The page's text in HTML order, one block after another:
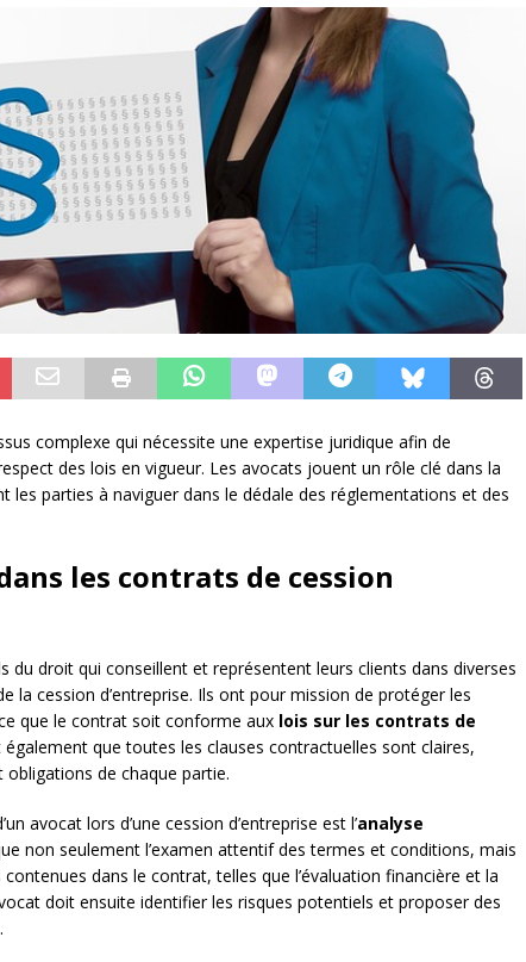
complexe qui nécessite une expertise juridique afin de
des lois en vigueur. Les avocats jouent un rôle clé dans la
les parties à naviguer dans le dédale des réglementations et des
les contrats de cession
du droit qui conseillent et représentent leurs clients dans diverses
la cession d’entreprise. Ils ont pour mission de protéger les
que le contrat soit conforme aux lois sur les contrats de
également que toutes les clauses contractuelles sont claires,
de chaque partie.
avocat lors d’une cession d’entreprise est l’analyse
non seulement l’examen attentif des termes et conditions, mais
dans le contrat, telles que l’évaluation financière et la
doit ensuite identifier les risques potentiels et proposer des